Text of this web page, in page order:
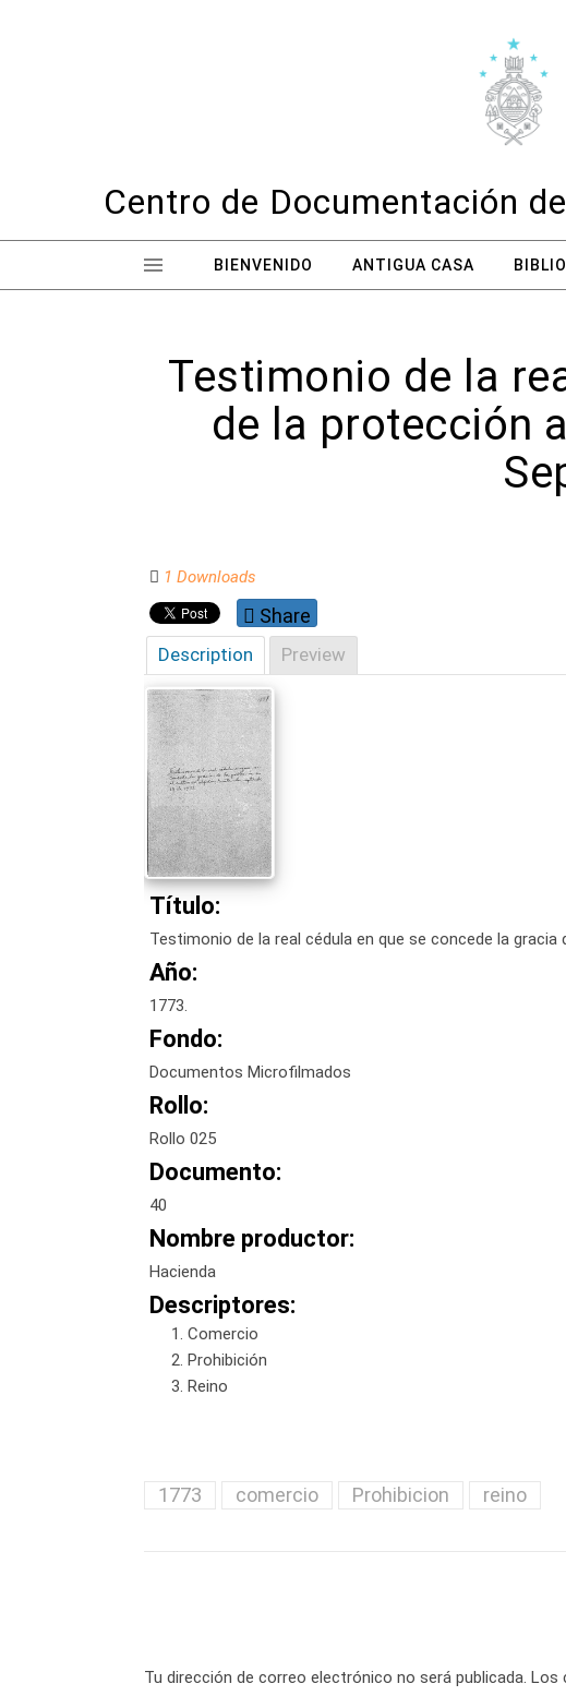
Centro de Documentación
BIENVENIDO ANTIGUA CASA
Testimonio de la
de la protección
1 Downloads
Share
Description Preview
Título:
Testimonio de la real cédula en que se concede la
Año:
1773.
Fondo:
Documentos Microfilmados
Rollo:
Rollo 025
Documento:
40
Nombre productor:
Hacienda
Descriptores:
Comercio
Prohibición
Reino
1773 comercio Prohibicion reino
Tu dirección de correo electrónico no será publicada. Los